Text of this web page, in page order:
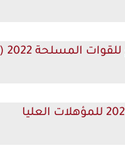
اعلان وظائف جهاز مشروعات الخدمة الوطنيه التابع للقوات المسلحة 2022 (
اعلان وظائف بتروباور لخدمات البترول والمقاولات 2022 للمؤهلات العليا